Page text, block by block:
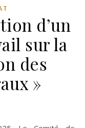
d’un
sur la
des
»